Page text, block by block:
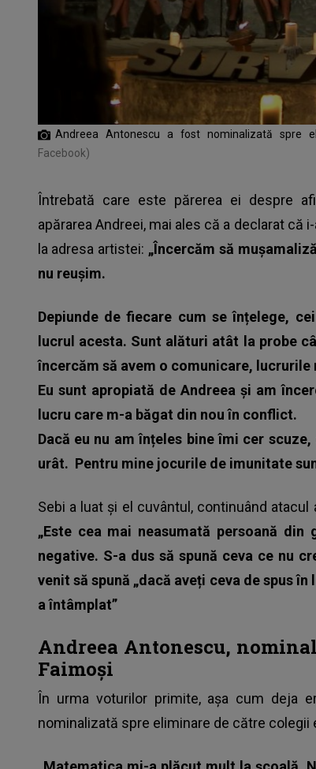
Andreea Antonescu a fost nominalizată spre
Facebook)
Întrebată care este părerea ei despre
apărarea Andreei, mai ales că a declarat
la adresa artistei: „Încercăm să
nu reușim.
Depiunde de fiecare cum se înțelege,
lucrul acesta. Sunt alături atât la probe
încercăm să avem o comunicare,
Eu sunt apropiată de Andreea și am
lucru care m-a băgat din nou în conflict.
Dacă eu nu am înțeles bine îmi cer
urât. Pentru mine jocurile de imunitate
Sebi a luat și el cuvântul , continuând atacul
„Este cea mai neasumată persoană
negative. S-a dus să spună ceva ce nu
venit să spună „dacă aveți ceva de spus
a întâmplat”
Andreea Antonescu,
Faimoși
În urma voturilor primite, așa cum deja
nominalizată spre eliminare de către colegii